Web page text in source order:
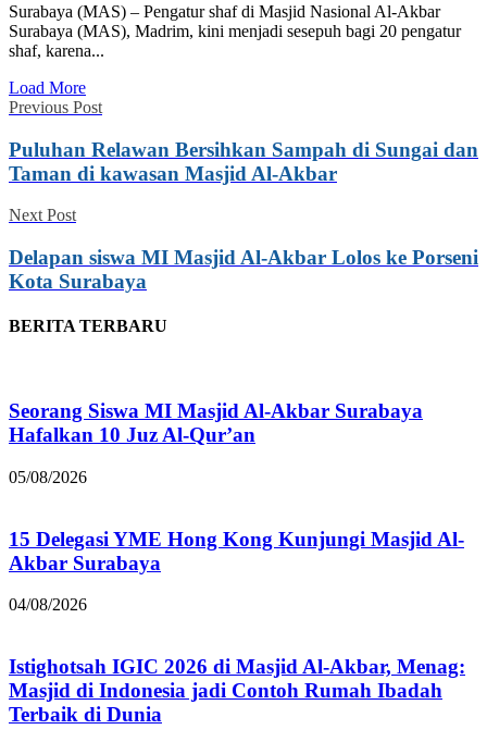
Surabaya (MAS) – Pengatur shaf di Masjid Nasional Al-Akbar
Surabaya (MAS), Madrim, kini menjadi sesepuh bagi 20 pengatur
shaf, karena...
Load More
Previous Post
Puluhan Relawan Bersihkan Sampah di Sungai dan
Taman di kawasan Masjid Al-Akbar
Next Post
Delapan siswa MI Masjid Al-Akbar Lolos ke Porseni
Kota Surabaya
BERITA TERBARU
Seorang Siswa MI Masjid Al-Akbar Surabaya
Hafalkan 10 Juz Al-Qur’an
05/08/2026
15 Delegasi YME Hong Kong Kunjungi Masjid Al-
Akbar Surabaya
04/08/2026
Istighotsah IGIC 2026 di Masjid Al-Akbar, Menag:
Masjid di Indonesia jadi Contoh Rumah Ibadah
Terbaik di Dunia